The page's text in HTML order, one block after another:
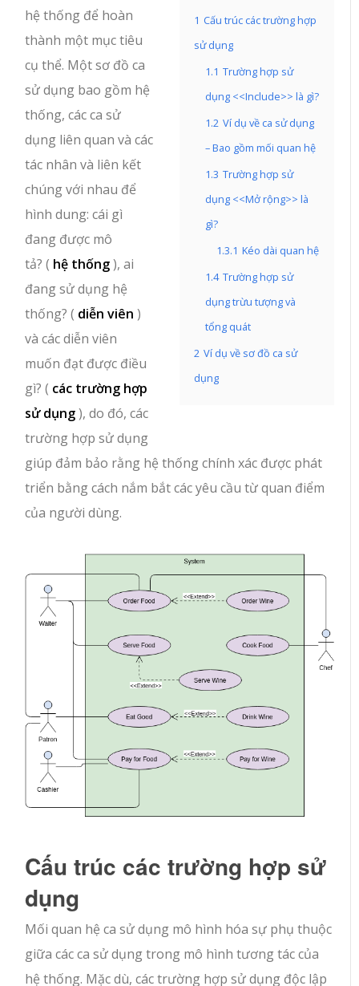
1 Cấu trúc các trường hợp
sử dụng
1.1 Trường hợp sử
dụng <<Include>> là gì?
1.2 Ví dụ về ca sử dụng
– Bao gồm mối quan hệ
1.3 Trường hợp sử
dụng <<Mở rộng>> là
gì?
1.3.1 Kéo dài quan hệ
1.4 Trường hợp sử
dụng trừu tượng và
tổng quát
2 Ví dụ về sơ đồ ca sử
dụng
hệ thống để hoàn
thành một mục tiêu
cụ thể. Một sơ đồ ca
sử dụng bao gồm hệ
thống, các ca sử
dụng liên quan và các
tác nhân và liên kết
chúng với nhau để
hình dung: cái gì
đang được mô
tả? ( hệ thống), ai
đang sử dụng hệ
thống? ( diễn viên )
và các diễn viên
muốn đạt được điều
gì? ( các trường hợp
sử dụng), do đó, các
trường hợp sử dụng
giúp đảm bảo rằng hệ thống chính xác được phát
triển bằng cách nắm bắt các yêu cầu từ quan điểm
của người dùng.
Cấu trúc các trường hợp sử
dụng
Mối quan hệ ca sử dụng mô hình hóa sự phụ thuộc
giữa các ca sử dụng trong mô hình tương tác của
hệ thống. Mặc dù, các trường hợp sử dụng độc lập